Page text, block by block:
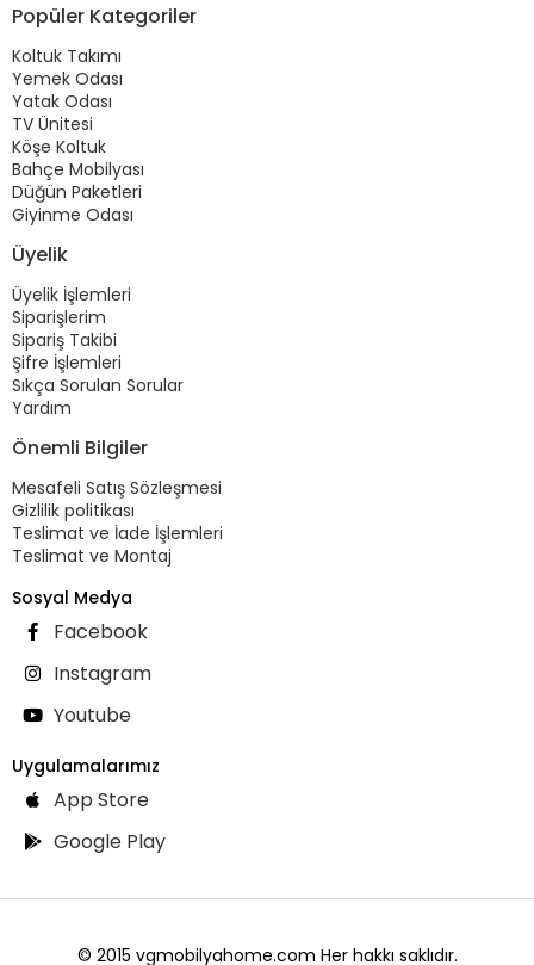
Popüler Kategoriler
Koltuk Takımı
Yemek Odası
Yatak Odası
TV Ünitesi
Köşe Koltuk
Bahçe Mobilyası
Düğün Paketleri
Giyinme Odası
Üyelik
Üyelik İşlemleri
Siparişlerim
Sipariş Takibi
Şifre İşlemleri
Sıkça Sorulan Sorular
Yardım
Önemli Bilgiler
Mesafeli Satış Sözleşmesi
Gizlilik politikası
Teslimat ve İade İşlemleri
Teslimat ve Montaj
Sosyal Medya
Facebook
Instagram
Youtube
Uygulamalarımız
App Store
Google Play
© 2015 vgmobilyahome.com Her hakkı saklıdır.